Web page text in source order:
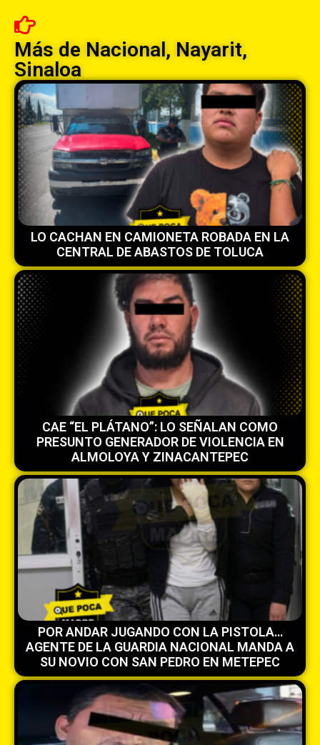
Más de Nacional, Nayarit,
Sinaloa
LO CACHAN EN CAMIONETA ROBADA EN LA
CENTRAL DE ABASTOS DE TOLUCA
CAE “EL PLÁTANO”: LO SEÑALAN COMO
PRESUNTO GENERADOR DE VIOLENCIA EN
ALMOLOYA Y ZINACANTEPEC
POR ANDAR JUGANDO CON LA PISTOLA…
AGENTE DE LA GUARDIA NACIONAL MANDA A
SU NOVIO CON SAN PEDRO EN METEPEC